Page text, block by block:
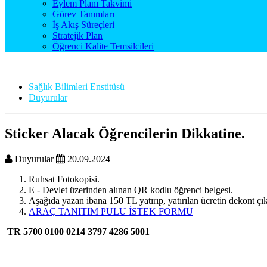
Eylem Planı Takvimi
Görev Tanımları
İş Akış Süreçleri
Stratejik Plan
Öğrenci Kalite Temsilcileri
Sağlık Bilimleri Enstitüsü
Duyurular
Sticker Alacak Öğrencilerin Dikkatine.
Duyurular
20.09.2024
Ruhsat Fotokopisi.
E - Devlet üzerinden alınan QR kodlu öğrenci belgesi.
Aşağıda yazan ibana 150 TL yatırıp, yatırılan ücretin dekont
ARAÇ TANITIM PULU İSTEK FORMU
TR 5700 0100 0214 3797 4286 5001